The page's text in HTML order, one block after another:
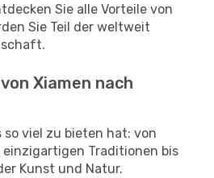
Sie alle Vorteile von
Sie Teil der weltweit
Xiamen nach
so viel zu bieten hat: von
Traditionen bis
Kunst und Natur.